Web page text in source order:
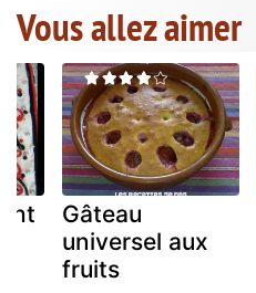
Vous allez aimer
Gâteau
universel aux
fruits